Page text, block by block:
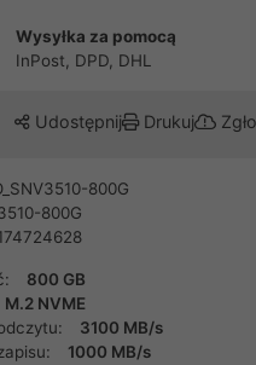
Wysyłka za pomocą
InPost, DPD, DHL
Udostępnij Drukuj
800G
800G
800 GB
M.2 NVME
3100 MB/s
1000 MB/s